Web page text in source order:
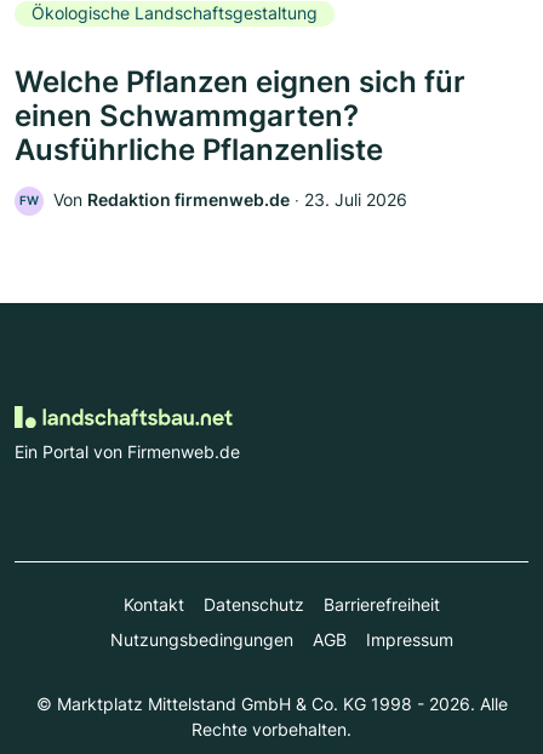
Ökologische Landschaftsgestaltung
Welche Pflanzen eignen sich für
einen Schwammgarten?
Ausführliche Pflanzenliste
FW Von Redaktion firmenweb.de ‧ 23. Juli 2026
Ein Portal von Firmenweb.de
Kontakt Datenschutz
Barrierefreiheit
Nutzungsbedingungen
AGB Impressum
© Marktplatz Mittelstand GmbH & Co. KG 1998 - 2026. Alle
Rechte vorbehalten.